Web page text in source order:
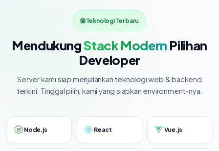
Teknologi Terbaru
MendukungStack Modern Pilihan
Developer
Server kami siap menjalankan teknologi web & backend
terkini. Tinggal pilih, kami yang siapkan environment-nya.
Node.js React Vue.js